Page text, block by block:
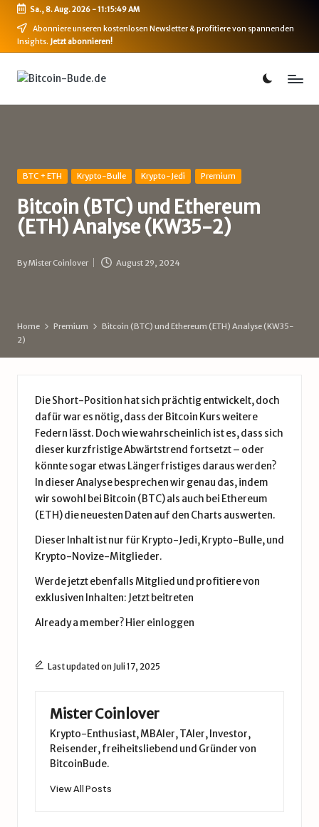
Skip
Sa., 8. Aug. 2026-11:15:50 AM
Abonniere unseren kostenlosen Newsletter & profitiere von spannenden
Insights. Jetzt abonnieren!
B
i
o
i
n
-
d
e
Bitcoin,
Posted
BTC + ETH Krypto-Bulle Krypto-Jedi Premium
Bitcoin (BTC) und Ethereum
(ETH) Analyse (KW35-2)
Posted
ByMister Coinlover August 29, 2024
Home Premium
Bitcoin (BTC) und Ethereum (ETH) Analyse (KW35-
2)
Die Short-Position hat sich prächtig entwickelt, doch
dafür war es nötig, dass der Bitcoin Kurs weitere
Federn lässt. Doch wie wahrscheinlich ist es, dass sich
dieser kurzfristige Abwärtstrend fortsetzt – oder
könnte sogar etwas Längerfristiges daraus werden?
In dieser Analyse besprechen wir genau das, indem
wir sowohl bei Bitcoin (BTC) als auch bei Ethereum
(ETH) die neuesten Daten auf den Charts auswerten.
Dieser Inhalt ist nur für Krypto-Jedi, Krypto-Bulle, und
Krypto-Novize-Mitglieder.
Werde jetzt ebenfalls Mitglied und profitiere von
exklusiven Inhalten: Jetzt beitreten
Already a member? Hier einloggen
Last updated on Juli 17, 2025
Mister Coinlover
Krypto-Enthusiast, MBAler, TAler, Investor,
Reisender, freiheitsliebend und Gründer von
BitcoinBude.
View All Posts